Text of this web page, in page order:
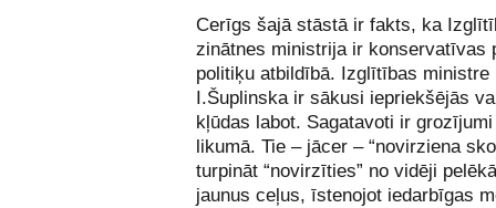
Cerīgs šajā stāstā ir fakts, ka
zinātnes ministrija ir konservatīvas
politiķu atbildībā. Izglītības ministre
I.Šuplinska ir sākusi iepriekšējās
kļūdas labot. Sagatavoti ir
likumā. Tie – jācer – “novirziena
turpināt “novirzīties” no vidēji
jaunus ceļus, īstenojot iedarbīgas